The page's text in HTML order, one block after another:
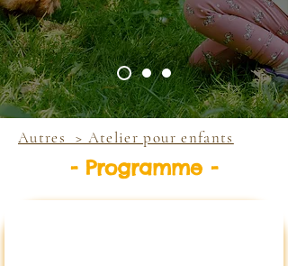
​Autres > Atelier pour enfants
- Programme -